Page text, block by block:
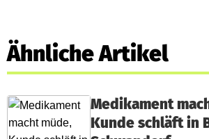
Ähnliche Artikel
Medikament
Kunde schläft in